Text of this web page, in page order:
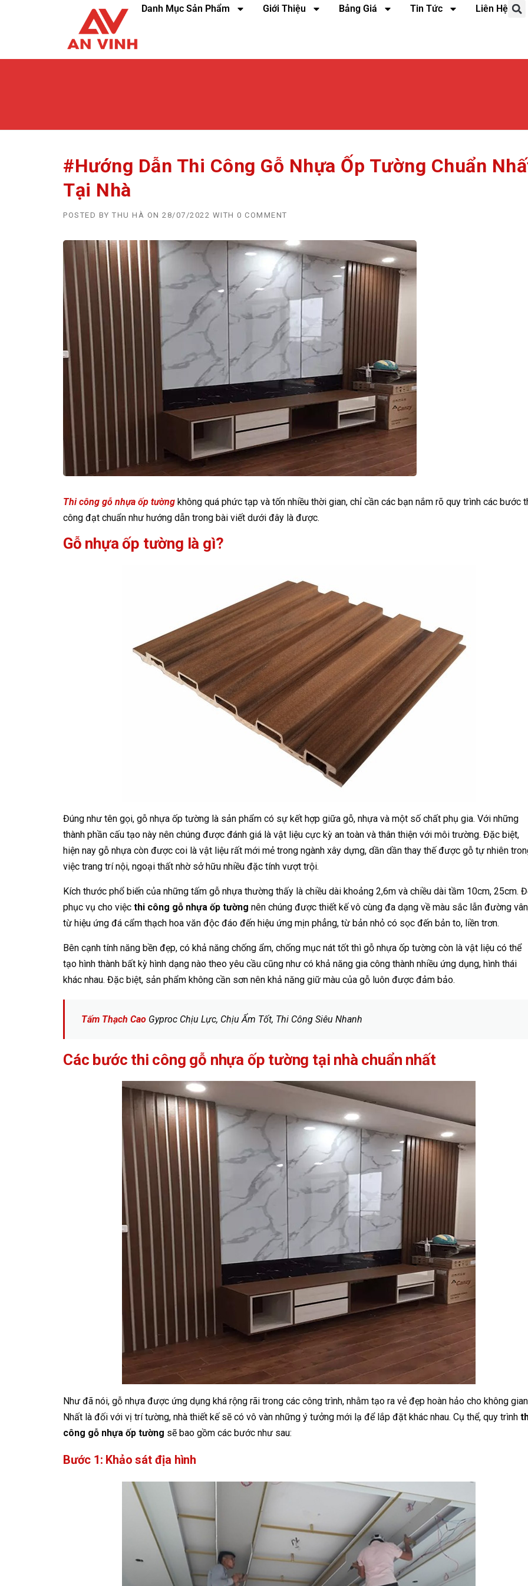
Danh Mục Sản Phẩm Giới Thiệu Bảng Giá Tin Tức Liên Hệ
#Hướng Dẫn Thi Công Gỗ Nhựa Ốp Tường Chuẩn
Tại Nhà
POSTED BY THU HÀ ON 28/07/2022 WITH 0 COMMENT
Thi công gỗ nhựa ốp tường không quá phức tạp và tốn nhiều thời gian, chỉ cần các bạn nắm rõ quy trình các bước
công đạt chuẩn như hướng dẫn trong bài viết dưới đây là được.
Gỗ nhựa ốp tường là gì?
Đúng như tên gọi, gỗ nhựa ốp tường là sản phẩm có sự kết hợp giữa gỗ, nhựa và một số chất phụ gia. Với những
thành phần cấu tạo này nên chúng được đánh giá là vật liệu cực kỳ an toàn và thân thiện với môi trường. Đặc biệt,
hiện nay gỗ nhựa còn được coi là vật liệu rất mới mẻ trong ngành xây dựng, dần dần thay thế được gỗ tự nhiên
việc trang trí nội, ngoại thất nhờ sở hữu nhiều đặc tính vượt trội.
Kích thước phổ biến của những tấm gỗ nhựa thường thấy là chiều dài khoảng 2,6m và chiều dài tầm 10cm, 25cm.
phục vụ cho việc thi công gỗ nhựa ốp tường nên chúng được thiết kế vô cùng đa dạng về màu sắc lẫn đường
từ hiệu ứng đá cẩm thạch hoa văn độc đáo đến hiệu ứng mịn phẳng, từ bản nhỏ có sọc đến bản to, liền trơn.
Bên cạnh tính năng bền đẹp, có khả năng chống ẩm, chống mục nát tốt thì gỗ nhựa ốp tường còn là vật liệu có thể
tạo hình thành bất kỳ hình dạng nào theo yêu cầu cũng như có khả năng gia công thành nhiều ứng dụng, hình thái
khác nhau. Đặc biệt, sản phẩm không cần sơn nên khả năng giữ màu của gỗ luôn được đảm bảo.
Tấm Thạch Cao Gyproc Chịu Lực, Chịu Ẩm Tốt, Thi Công Siêu Nhanh
Các bước thi công gỗ nhựa ốp tường tại nhà chuẩn nhất
Như đã nói, gỗ nhựa được ứng dụng khá rộng rãi trong các công trình, nhằm tạo ra vẻ đẹp hoàn hảo cho không
Nhất là đối với vị trí tường, nhà thiết kế sẽ có vô vàn những ý tưởng mới lạ để lắp đặt khác nhau. Cụ thể, quy trình
công gỗ nhựa ốp tường sẽ bao gồm các bước như sau:
Bước 1: Khảo sát địa hình